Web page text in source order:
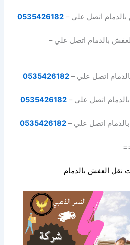
بالدمام اتصل علي –0535426182
بالدمام اتصل علي –
اتصل علي –0535426182
اتصل علي –0535426182
اتصل علي –0535426182
نقل العفش بالدمام